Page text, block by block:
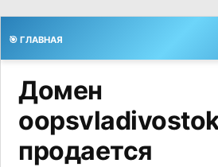
🎯 ГЛАВНАЯ
Домен
продается